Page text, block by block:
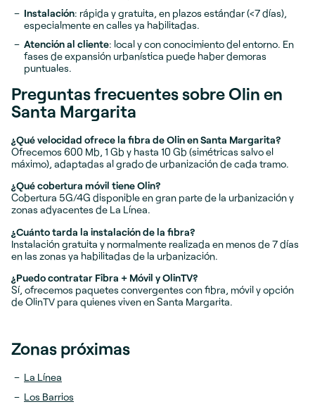
Instalación: rápida y gratuita, en plazos estándar (<7 días),
especialmente en calles ya habilitadas.
Atención al cliente: local y con conocimiento del entorno. En
fases de expansión urbanística puede haber demoras
puntuales.
Preguntas frecuentes sobre Olin en
Santa Margarita
¿Qué velocidad ofrece la fibra de Olin en Santa Margarita?
Ofrecemos 600 Mb, 1 Gb y hasta 10 Gb (simétricas salvo el
máximo), adaptadas al grado de urbanización de cada tramo.
¿Qué cobertura móvil tiene Olin?
Cobertura 5G/4G disponible en gran parte de la urbanización y
zonas adyacentes de La Línea.
¿Cuánto tarda la instalación de la fibra?
Instalación gratuita y normalmente realizada en menos de 7 días
en las zonas ya habilitadas de la urbanización.
¿Puedo contratar Fibra + Móvil y OlinTV?
Sí, ofrecemos paquetes convergentes con fibra, móvil y opción
de OlinTV para quienes viven en Santa Margarita.
Zonas próximas
La Línea
Los Barrios